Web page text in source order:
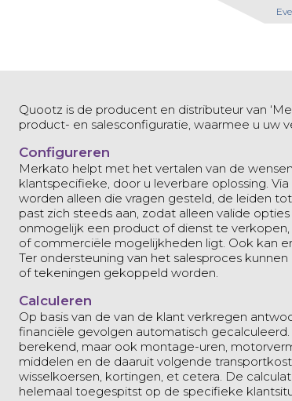
Quootz is de producent en distributeur van
product- en salesconfiguratie, waarmee u uw
Configureren
Merkato helpt met het vertalen van de
klantspecifieke, door u leverbare oplossing.
worden alleen die vragen gesteld, de leiden
past zich steeds aan, zodat alleen valide
onmogelijk een product of dienst te
of commerciële mogelijkheden ligt. Ook kan
Ter ondersteuning van het salesproces
of tekeningen gekoppeld worden.
Calculeren
Op basis van de van de klant verkregen
financiële gevolgen automatisch
berekend, maar ook montage-uren,
middelen en de daaruit volgende
wisselkoersen, kortingen, et cetera. De
helemaal toegespitst op de specifieke